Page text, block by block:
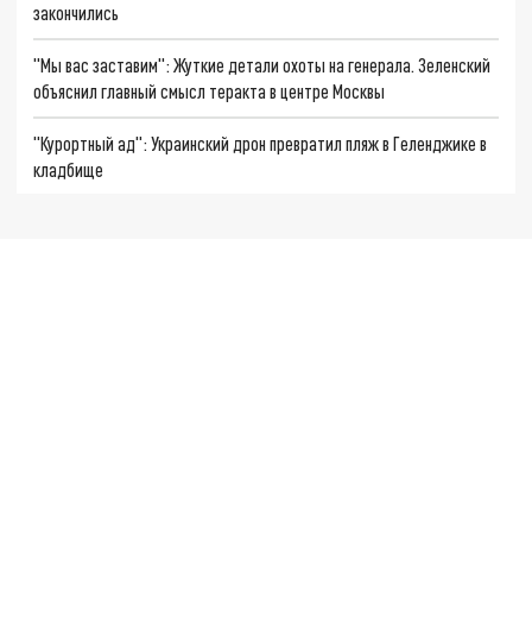
закончились
"Мы вас заставим": Жуткие детали охоты на генерала. Зеленский
объяснил главный смысл теракта в центре Москвы
"Курортный ад": Украинский дрон превратил пляж в Геленджике в
кладбище